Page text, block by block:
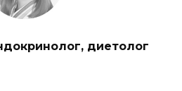
диетолог